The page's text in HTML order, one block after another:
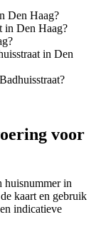
Den Haag?
in Den Haag?
in Den
voor
huisnummer in
kaart en gebruik
indicatieve